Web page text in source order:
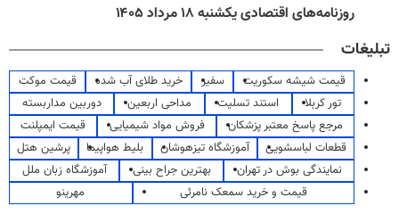
روزنامه‌های اقتصادی یکشنبه ۱۸ مرداد ۱۴۰۵
تبلیغات
قیمت شیشه سکوریت سفیر خرید طلای آب شده
قیمت موکت
تور کربلا
استند تسلیت مداحی اربعین
دوربین مداربسته
مرجع پاسخ معتبر پزشکان
فروش مواد شیمیایی
قیمت ایمپلنت
قطعات لباسشویی
آموزشگاه تیزهوشان بلیط هواپیما
پرشین هتل
نمایندگی بوش در تهران
بهترین جراح بینی
آموزشگاه زبان ملل
قیمت و خرید سمعک نامرئی
مهرینو